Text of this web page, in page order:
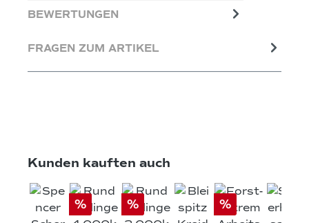
BEWERTUNGEN
FRAGEN ZUM ARTIKEL
Produktgalerie überspringen
Kunden kauften auch
% % %